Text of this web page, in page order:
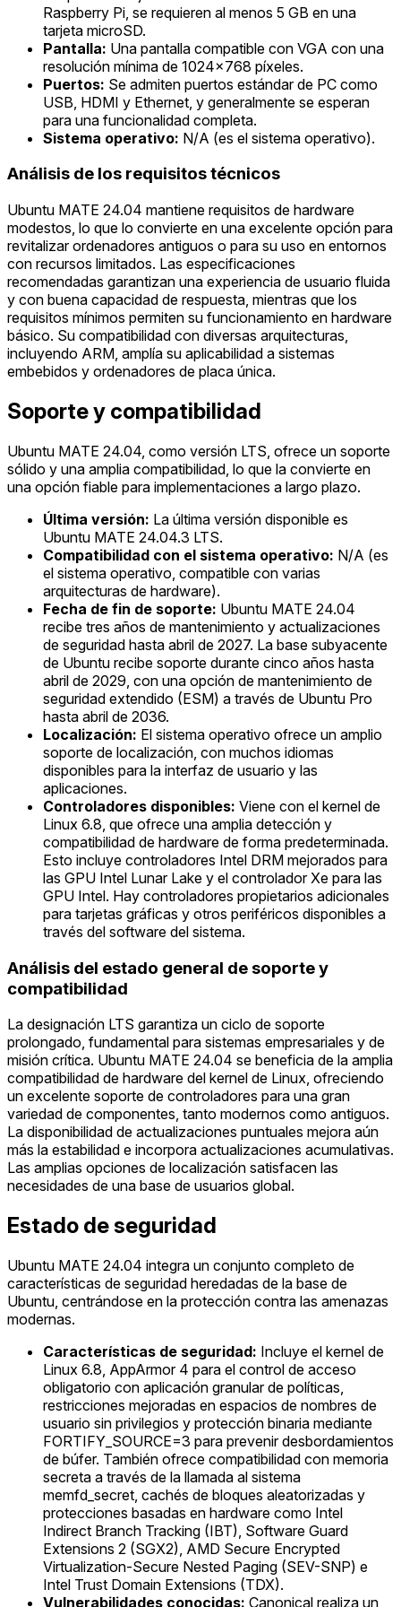
Raspberry Pi, se requieren al menos 5 GB en una
tarjeta microSD.
Pantalla: Una pantalla compatible con VGA con una
resolución mínima de 1024x768 píxeles.
Puertos: Se admiten puertos estándar de PC como
USB, HDMI y Ethernet, y generalmente se esperan
para una funcionalidad completa.
Sistema operativo: N/A (es el sistema operativo).
Análisis de los requisitos técnicos
Ubuntu MATE 24.04 mantiene requisitos de hardware
modestos, lo que lo convierte en una excelente opción para
revitalizar ordenadores antiguos o para su uso en entornos
con recursos limitados. Las especificaciones
recomendadas garantizan una experiencia de usuario fluida
y con buena capacidad de respuesta, mientras que los
requisitos mínimos permiten su funcionamiento en hardware
básico. Su compatibilidad con diversas arquitecturas,
incluyendo ARM, amplía su aplicabilidad a sistemas
embebidos y ordenadores de placa única.
Soporte y compatibilidad
Ubuntu MATE 24.04, como versión LTS, ofrece un soporte
sólido y una amplia compatibilidad, lo que la convierte en
una opción fiable para implementaciones a largo plazo.
Última versión: La última versión disponible es
Ubuntu MATE 24.04.3 LTS.
Compatibilidad con el sistema operativo: N/A (es
el sistema operativo, compatible con varias
arquitecturas de hardware).
Fecha de fin de soporte: Ubuntu MATE 24.04
recibe tres años de mantenimiento y actualizaciones
de seguridad hasta abril de 2027. La base subyacente
de Ubuntu recibe soporte durante cinco años hasta
abril de 2029, con una opción de mantenimiento de
seguridad extendido (ESM) a través de Ubuntu Pro
hasta abril de 2036.
Localización: El sistema operativo ofrece un amplio
soporte de localización, con muchos idiomas
disponibles para la interfaz de usuario y las
aplicaciones.
Controladores disponibles: Viene con el kernel de
Linux 6.8, que ofrece una amplia detección y
compatibilidad de hardware de forma predeterminada.
Esto incluye controladores Intel DRM mejorados para
las GPU Intel Lunar Lake y el controlador Xe para las
GPU Intel. Hay controladores propietarios adicionales
para tarjetas gráficas y otros periféricos disponibles a
través del software del sistema.
Análisis del estado general de soporte y
compatibilidad
La designación LTS garantiza un ciclo de soporte
prolongado, fundamental para sistemas empresariales y de
misión crítica. Ubuntu MATE 24.04 se beneficia de la amplia
compatibilidad de hardware del kernel de Linux, ofreciendo
un excelente soporte de controladores para una gran
variedad de componentes, tanto modernos como antiguos.
La disponibilidad de actualizaciones puntuales mejora aún
más la estabilidad e incorpora actualizaciones acumulativas.
Las amplias opciones de localización satisfacen las
necesidades de una base de usuarios global.
Estado de seguridad
Ubuntu MATE 24.04 integra un conjunto completo de
características de seguridad heredadas de la base de
Ubuntu, centrándose en la protección contra las amenazas
modernas.
Características de seguridad: Incluye el kernel de
Linux 6.8, AppArmor 4 para el control de acceso
obligatorio con aplicación granular de políticas,
restricciones mejoradas en espacios de nombres de
usuario sin privilegios y protección binaria mediante
FORTIFY_SOURCE=3 para prevenir desbordamientos
de búfer. También ofrece compatibilidad con memoria
secreta a través de la llamada al sistema
memfd_secret, cachés de bloques aleatorizadas y
protecciones basadas en hardware como Intel
Indirect Branch Tracking (IBT), Software Guard
Extensions 2 (SGX2), AMD Secure Encrypted
Virtualization-Secure Nested Paging (SEV-SNP) e
Intel Trust Domain Extensions (TDX).
Vulnerabilidades conocidas: Canonical realiza un